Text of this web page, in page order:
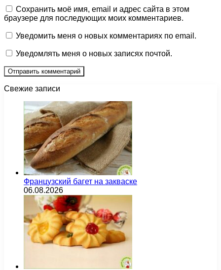
Сохранить моё имя, email и адрес сайта в этом
браузере для последующих моих комментариев.
Уведомить меня о новых комментариях по email.
Уведомлять меня о новых записях почтой.
Свежие записи
Французский багет на закваске
06.08.2026